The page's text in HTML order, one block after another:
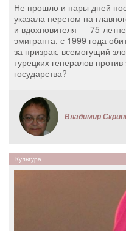
Не прошло и пары дней
указала перстом на
и вдохновителя — 75-
эмигранта, с 1999 года
за призрак, всемогущий
турецких генералов
государства?
Владимир
Культура